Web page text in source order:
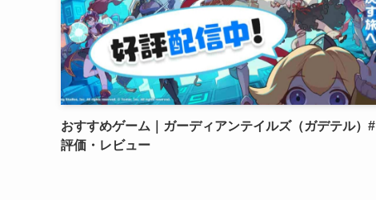
おすすめゲーム｜ガーディアンテイルズ（ガデテル）#
評価・レビュー